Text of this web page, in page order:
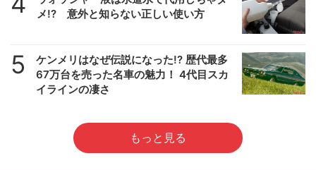
メ!? 意外と知らない正しい使い方
5
ケンメリはなぜ伝説になった!? 歴代最多
67万台を売った名車の魅力！ 4代目スカ
イラインの凄さ
もっと見る